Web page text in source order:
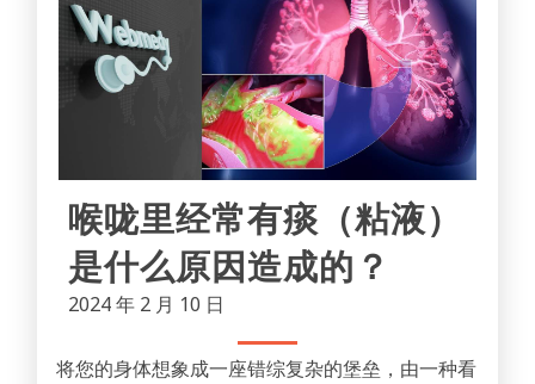
喉咙里经常有痰（粘液）
是什么原因造成的？
2024 年 2 月 10 日
将您的身体想象成一座错综复杂的堡垒，由一种看